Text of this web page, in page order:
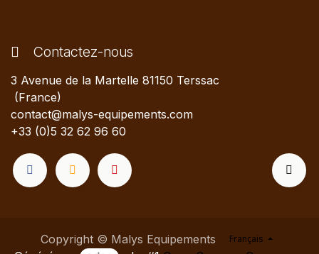
Contactez-nous
3 Avenue de la Martelle 81150 Terssac
(France)
contact@malys-equipements.com
+33 (0)5 32 62 96 60
Copyright © Malys Equipements Français